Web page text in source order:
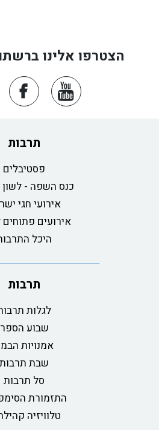
הצטרפו אלינו
תרבות
פסטיבלים
כנס השפה - לשון
אירועי חגי
אירועים
היכל
תרבות
לגלות
שבוע הספר
אמנויות
שבת תרבות
סל תרבות
התזמורת
טלוויזיה